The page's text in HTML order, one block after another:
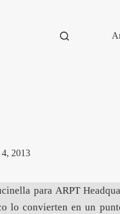
2013
para ARPT
lo convierten en un